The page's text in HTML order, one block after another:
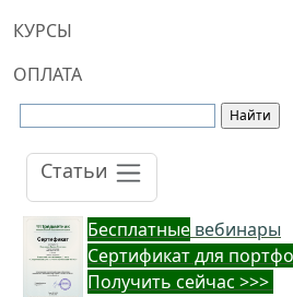
КУРСЫ
ОПЛАТА
Статьи
Бесплатные вебинары
Cертификат для
Получить сейчас >>>